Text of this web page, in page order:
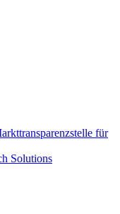
für
Solutions